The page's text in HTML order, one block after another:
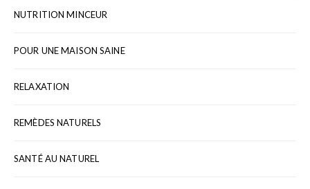
NUTRITION MINCEUR
POUR UNE MAISON SAINE
RELAXATION
REMÈDES NATURELS
SANTÉ AU NATUREL